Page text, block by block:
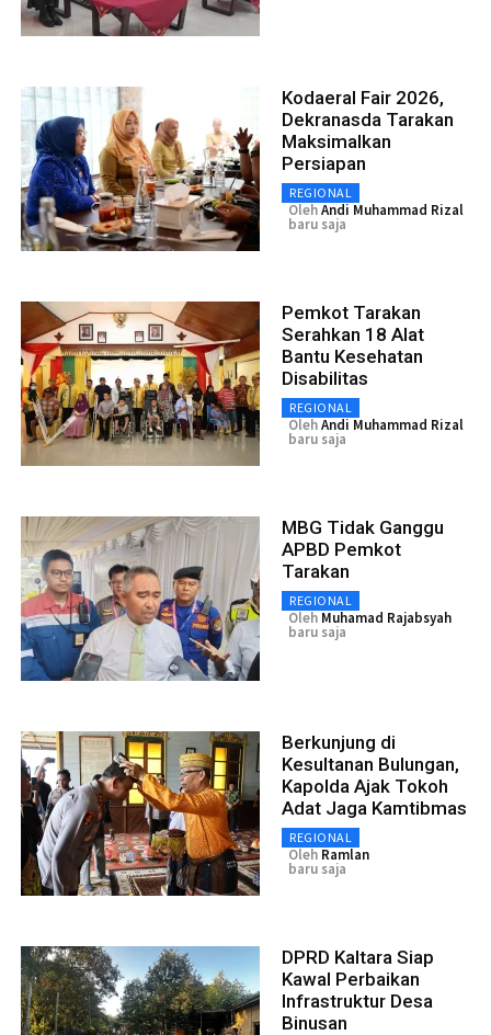
Kodaeral Fair 2026,
Dekranasda Tarakan
Maksimalkan
Persiapan
REGIONAL
OlehAndi Muhammad Rizal
baru saja
Pemkot Tarakan
Serahkan 18 Alat
Bantu Kesehatan
Disabilitas
REGIONAL
OlehAndi Muhammad Rizal
baru saja
MBG Tidak Ganggu
APBD Pemkot
Tarakan
REGIONAL
Oleh Muhamad Rajabsyah
baru saja
Berkunjung di
Kesultanan Bulungan,
Kapolda Ajak Tokoh
Adat Jaga Kamtibmas
REGIONAL
Oleh Ramlan
baru saja
DPRD Kaltara Siap
Kawal Perbaikan
Infrastruktur Desa
Binusan